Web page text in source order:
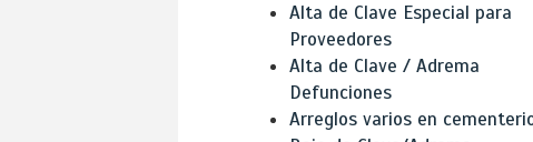
Alta de Clave Especial para
Proveedores
Alta de Clave / Adrema
Defunciones
Arreglos varios en